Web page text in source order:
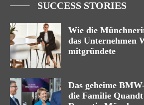
SUCCESS STORIES
Wie die
das Unternehmen
mitgründete
Das geheime
die Familie